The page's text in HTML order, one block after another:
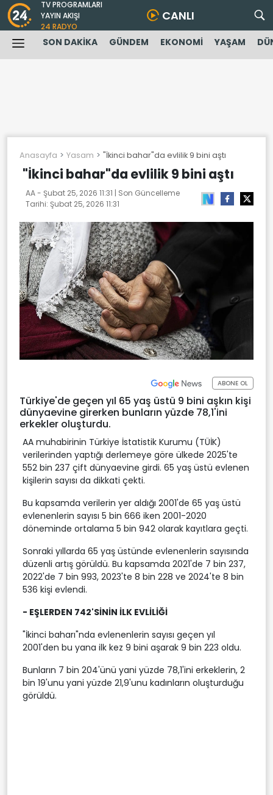
TV PROGRAMLARI
YAYIN AKIŞI
24 RADYO
CANLI
SON DAKİKA GÜNDEM EKONOMİ YAŞAM
Anasayfa Yasam "İkinci bahar"da evlilik 9 bini aştı
"İkinci bahar"da evlilik 9 bini aştı
AA - Şubat 25, 2026 11:31 | Son Güncelleme
Tarihi: Şubat 25, 2026 11:31
ABONE OL
Türkiye'de geçen yıl 65 yaş üstü 9 bini aşkın kişi
dünyaevine girerken bunların yüzde 78,1'ini
erkekler oluşturdu.
AA muhabirinin Türkiye İstatistik Kurumu (TÜİK)
verilerinden yaptığı derlemeye göre ülkede 2025'te
552 bin 237 çift dünyaevine girdi. 65 yaş üstü evlenen
kişilerin sayısı da dikkati çekti.
Bu kapsamda verilerin yer aldığı 2001'de 65 yaş üstü
evlenenlerin sayısı 5 bin 666 iken 2001-2020
döneminde ortalama 5 bin 942 olarak kayıtlara geçti.
Sonraki yıllarda 65 yaş üstünde evlenenlerin sayısında
düzenli artış görüldü. Bu kapsamda 2021'de 7 bin 237,
2022'de 7 bin 993, 2023'te 8 bin 228 ve 2024'te 8 bin
536 kişi evlendi.
- EŞLERDEN 742'SİNİN İLK EVLİLİĞİ
"İkinci baharı"nda evlenenlerin sayısı geçen yıl
2001'den bu yana ilk kez 9 bini aşarak 9 bin 223 oldu.
Bunların 7 bin 204'ünü yani yüzde 78,1'ini erkeklerin, 2
bin 19'unu yani yüzde 21,9'unu kadınların oluşturduğu
görüldü.